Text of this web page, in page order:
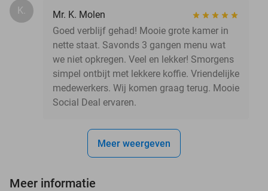
K.
Mr. K. Molen
Goed verblijf gehad! Mooie grote kamer in
nette staat. Savonds 3 gangen menu wat
we niet opkregen. Veel en lekker! Smorgens
simpel ontbijt met lekkere koffie. Vriendelijke
medewerkers. Wij komen graag terug. Mooie
Social Deal ervaren.
Meer weergeven
Meer informatie